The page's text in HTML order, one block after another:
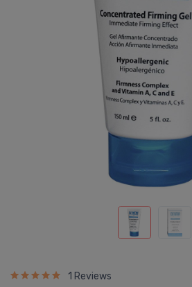
1 Reviews